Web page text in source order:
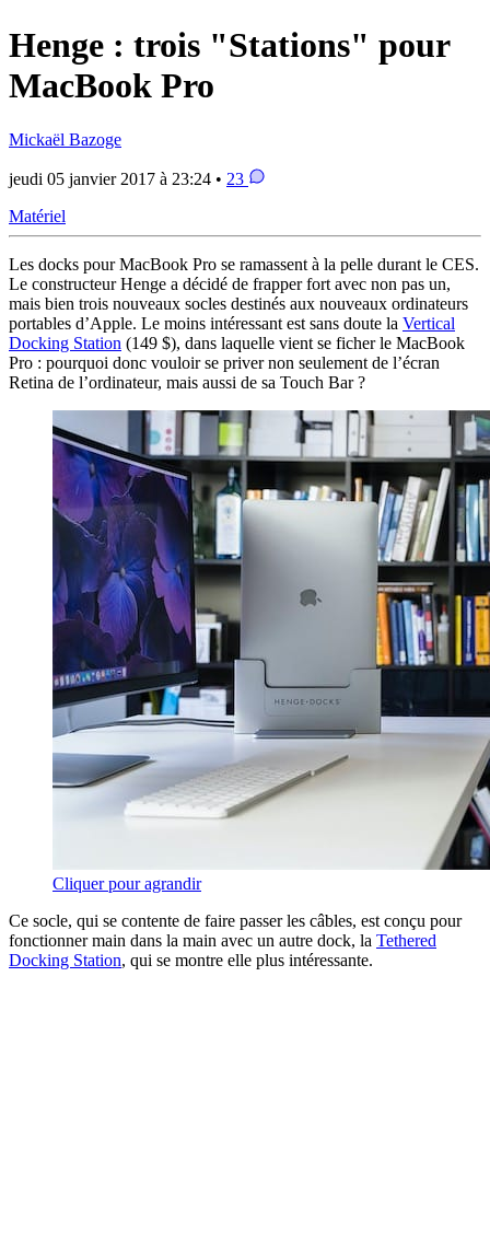
Henge : trois "Stations" pour
MacBook Pro
Mickaël Bazoge
jeudi 05 janvier 2017 à 23:24 • 23
Matériel
Les docks pour MacBook Pro se ramassent à la pelle durant le CES.
Le constructeur Henge a décidé de frapper fort avec non pas un,
mais bien trois nouveaux socles destinés aux nouveaux ordinateurs
portables d’Apple. Le moins intéressant est sans doute la Vertical
Docking Station (149 $), dans laquelle vient se ficher le MacBook
Pro : pourquoi donc vouloir se priver non seulement de l’écran
Retina de l’ordinateur, mais aussi de sa Touch Bar ?
Cliquer pour agrandir
Ce socle, qui se contente de faire passer les câbles, est conçu pour
fonctionner main dans la main avec un autre dock, la Tethered
Docking Station, qui se montre elle plus intéressante.